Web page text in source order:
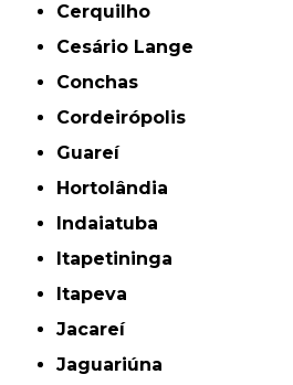
Cerquilho
Cesário Lange
Conchas
Cordeirópolis
Guareí
Hortolândia
Indaiatuba
Itapetininga
Itapeva
Jacareí
Jaguariúna